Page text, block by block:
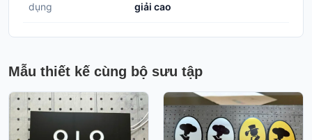
dụng
giải cao
Mẫu thiết kế cùng bộ sưu tập